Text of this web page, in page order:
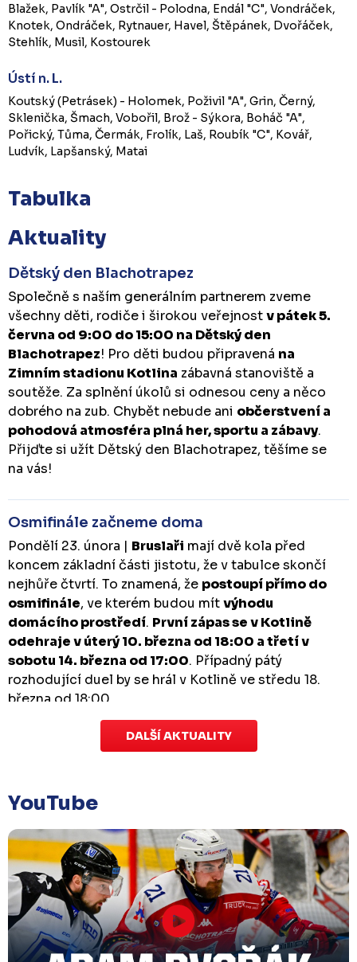
Blažek, Pavlík "A", Ostrčil - Polodna, Endál "C", Vondráček,
Knotek, Ondráček, Rytnauer, Havel, Štěpánek, Dvořáček,
Stehlík, Musil, Kostourek
Ústí n. L.
Koutský (Petrásek) - Holomek, Poživil "A", Grin, Černý,
Sklenička, Šmach, Vobořil, Brož - Sýkora, Boháč "A",
Pořický, Tůma, Čermák, Frolík, Laš, Roubík "C", Kovář,
Ludvík, Lapšanský, Matai
Tabulka
Aktuality
Dětský den Blachotrapez
Společně s naším generálním partnerem zveme
všechny děti, rodiče i širokou veřejnostv pátek 5.
června od 9:00 do 15:00 na Dětský den
Blachotrapez! Pro děti budou připravená na
Zimním stadionu Kotlina zábavná stanoviště a
soutěže. Za splnění úkolů si odnesou ceny a něco
dobrého na zub. Chybět nebude ani občerstvení a
pohodová atmosféra plná her, sportu a zábavy.
Přijďte si užít Dětský den Blachotrapez, těšíme se
na vás!
Osmifinále začneme doma
Pondělí 23. února | Bruslaři mají dvě kola před
koncem základní části jistotu, že v tabulce skončí
nejhůře čtvrtí. To znamená, že postoupí přímo do
osmifinále, ve kterém budou mítvýhodu
domácího prostředí. První zápas se v Kotlině
odehraje v úterý 10. března od 18:00 a třetí v
sobotu 14. března od 17:00. Případný pátý
rozhodující duel by se hrál v Kotlině ve středu 18.
března od 18:00.
Zápas dorostu je odložen
které se mělo odehrát v pátek 30. ledna ve 14:15,
odloženo!Odehraje se v náhradním termínu, o
kterém se bude jednat.
Náhradní termín 32. kola
Úterý 27. ledna |Utkání 32. kola v Písku, které se
mělo původně odehrát 31. ledna, bylo z důvodu
marodky Králůodloženo. Kluby se domluvily na
DALŠÍ AKTUALITY
YouTube